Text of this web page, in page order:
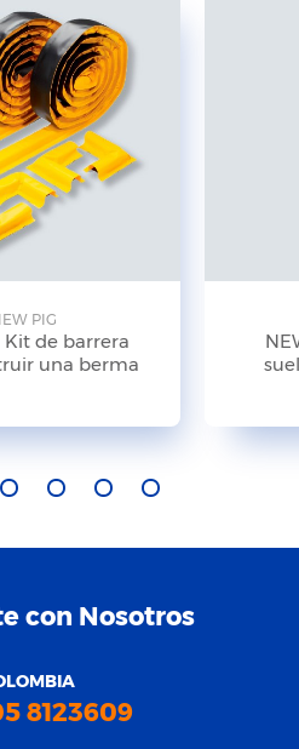
PIG
Kit de barrera
una berma
con Nosotros
8123609